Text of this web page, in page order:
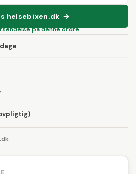
helsebixen.dk →
på denne ordre